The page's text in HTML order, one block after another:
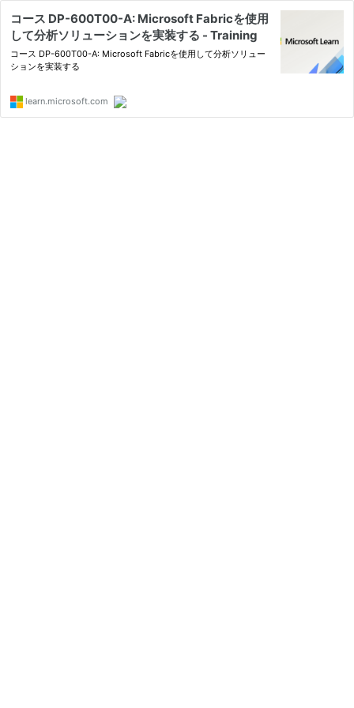
コース DP-600T00-A: Microsoft Fabricを使用
して分析ソリューションを実装する - Training
コース DP-600T00-A: Microsoft Fabricを使用して分析ソリュー
ションを実装する
learn.microsoft.com